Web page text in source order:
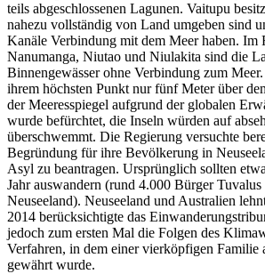
teils abgeschlossenen Lagunen. Vaitupu
nahezu vollständig von Land umgeben sind
Kanäle Verbindung mit dem Meer haben. Im
Nanumanga, Niutao und Niulakita sind die
Binnengewässer ohne Verbindung zum
ihrem höchsten Punkt nur fünf Meter über
der Meeresspiegel aufgrund der globalen
wurde befürchtet, die Inseln würden auf
überschwemmt. Die Regierung versuchte
Begründung für ihre Bevölkerung in
Asyl zu beantragen. Ursprünglich sollten
Jahr auswandern (rund 4.000 Bürger Tuvalus
Neuseeland). Neuseeland und Australien
2014 berücksichtigte das
jedoch zum ersten Mal die Folgen des
Verfahren, in dem einer vierköpfigen Familie
gewährt wurde.